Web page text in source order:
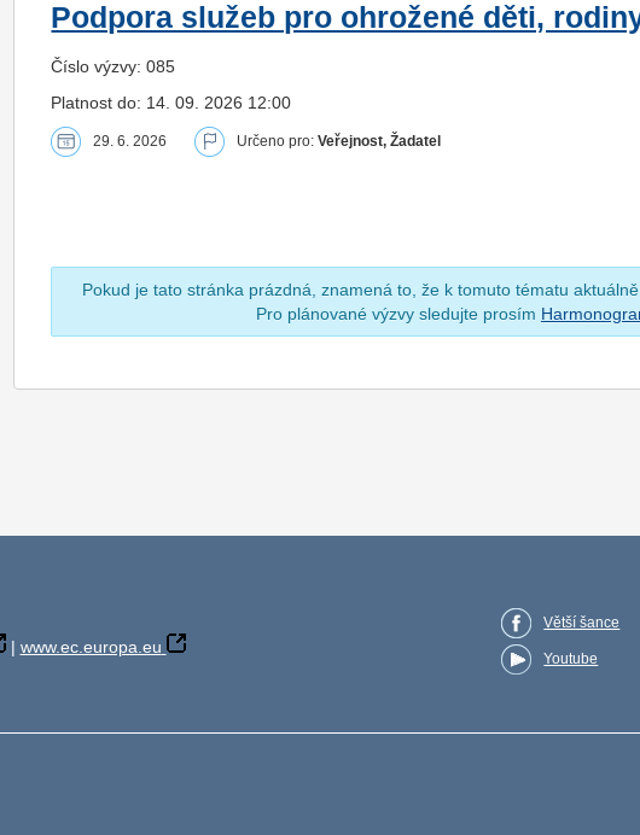
Podpora služeb pro ohrožené děti,
Číslo výzvy: 085
Platnost do: 14. 09. 2026 12:00
29. 6. 2026 Určeno pro:Veřejnost, Žadatel
Pokud je tato stránka prázdná, znamená to, že k tomuto tématu
Pro plánované výzvy sledujte prosím
| www.ec.europa.eu
Větší šance
Youtube